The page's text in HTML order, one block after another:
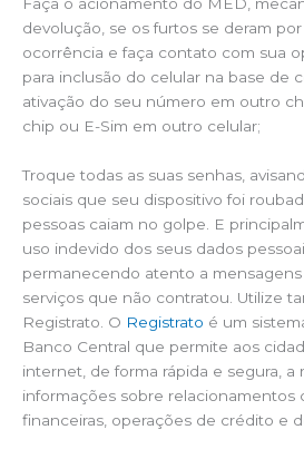
Faça o acionamento do MED,
devolução, se os furtos se deram
ocorrência e faça contato com sua
para inclusão do celular na base de
ativação do seu número em outro
chip ou E-Sim em outro celular;
Troque todas as suas senhas,
sociais que seu dispositivo foi
pessoas caiam no golpe. E
uso indevido dos seus dados
permanecendo atento a
serviços que não contratou. Utilize
Registrato. O Registrato é um
Banco Central que permite aos
internet, de forma rápida e segura,
informações sobre relacionamentos
financeiras, operações de crédito e